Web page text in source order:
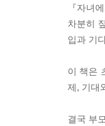
『자녀
차분히
입과 기
이 책은
제, 기대
결국 부